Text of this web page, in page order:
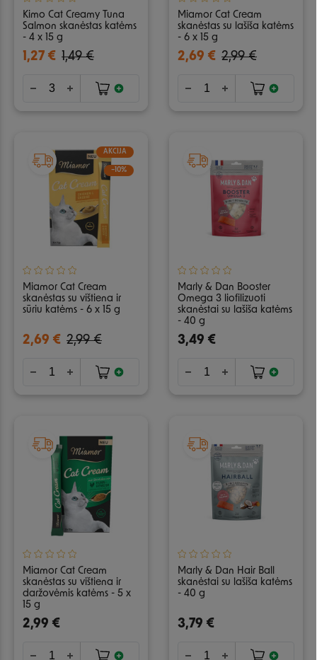
Kimo Cat Creamy Tuna
Salmon skanėstas katėms
- 4 x 15 g
1,27 € 1,49 €
Miamor Cat Cream
skanėstas su lašiša katėms
- 6 x 15 g
2,69 € 2,99 €
AKCIJA
−10%
Miamor Cat Cream
skanėstas su vištiena ir
sūriu katėms - 6 x 15 g
2,69 € 2,99 €
Marly & Dan Booster
Omega 3 liofilizuoti
skanėstai su lašiša katėms
- 40 g
3,49 €
Miamor Cat Cream
skanėstas su vištiena ir
daržovėmis katėms - 5 x
15 g
2,99 €
Marly & Dan Hair Ball
skanėstai su lašiša katėms
- 40 g
3,79 €